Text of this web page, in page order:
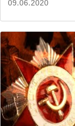
09.06.2020